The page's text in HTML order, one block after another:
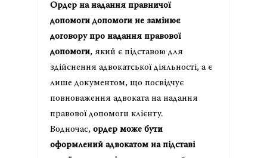
Ордер на надання правничої
допомоги допомоги не замінює
договору про надання правової
допомоги, який є підставою для
здійснення адвокатської діяльності, а є
лише документом, що посвідчує
повноваження адвоката на надання
правової допомоги клієнту.
Водночас, ордер може бути
оформлений адвокатом на підставі